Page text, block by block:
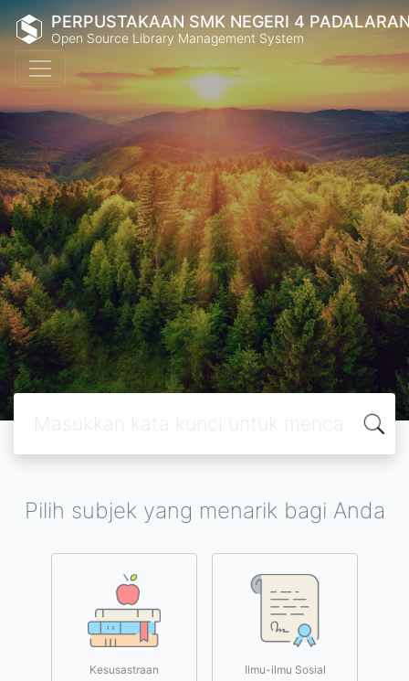
PERPUSTAKAAN SMK NEGERI 4
Open Source Library Management System
Pilih subjek yang menarik bagi Anda
Kesusastraan Ilmu-ilmu Sosial